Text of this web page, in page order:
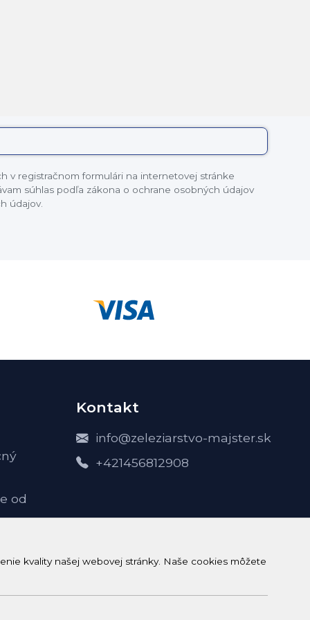
v registračnom formulári na internetovej stránke
súhlas podľa zákona o ochrane osobných údajov
údajov.
kvality našej webovej stránky. Naše cookies môžete
od
Kontakt
info@zeleziarstvo-majster.sk
+421456812908